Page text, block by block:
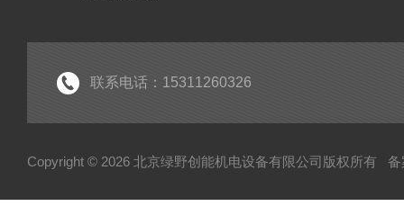
联系电话：15311260326
Copyright © 2026 北京绿野创能机电设备有限公司版权所有 备